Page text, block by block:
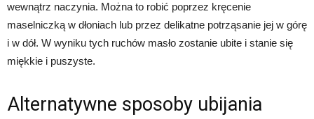
wewnątrz naczynia. Można to robić poprzez kręcenie
maselniczką w dłoniach lub przez delikatne potrząsanie jej w górę
i w dół. W wyniku tych ruchów masło zostanie ubite i stanie się
miękkie i puszyste.
Alternatywne sposoby ubijania